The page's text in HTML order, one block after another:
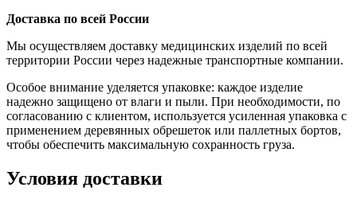
Доставка по всей России
Мы осуществляем доставку медицинских изделий по всей
территории России через надежные транспортные компании.
Особое внимание уделяется упаковке: каждое изделие
надежно защищено от влаги и пыли. При необходимости, по
согласованию с клиентом, используется усиленная упаковка с
применением деревянных обрешеток или паллетных бортов,
чтобы обеспечить максимальную сохранность груза.
Условия доставки